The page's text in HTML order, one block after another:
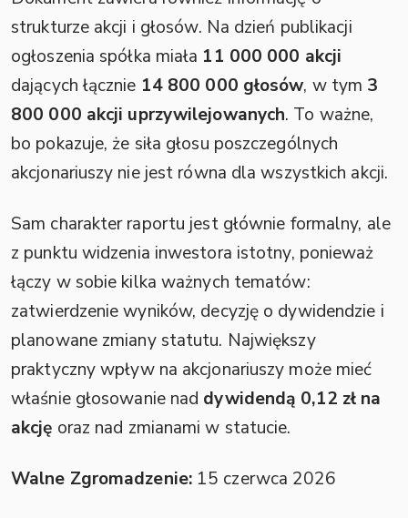
strukturze akcji i głosów. Na dzień publikacji
ogłoszenia spółka miała 11 000 000 akcji
dających łącznie 14 800 000 głosów, w tym 3
800 000 akcji uprzywilejowanych. To ważne,
bo pokazuje, że siła głosu poszczególnych
akcjonariuszy nie jest równa dla wszystkich akcji.
Sam charakter raportu jest głównie formalny, ale
z punktu widzenia inwestora istotny, ponieważ
łączy w sobie kilka ważnych tematów:
zatwierdzenie wyników, decyzję o dywidendzie i
planowane zmiany statutu. Największy
praktyczny wpływ na akcjonariuszy może mieć
właśnie głosowanie nad dywidendą 0,12 zł na
akcję oraz nad zmianami w statucie.
Walne Zgromadzenie:15 czerwca 2026